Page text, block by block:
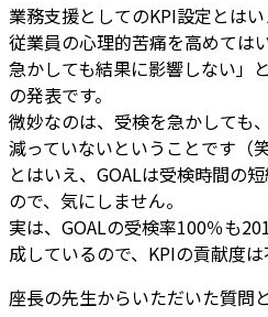
業務支援としてのKPI設定とは
従業員の心理的苦痛を高めては
急かしても結果に影響しない」
の発表です。
微妙なのは、受検を急かしても
減っていないということです（笑
とはいえ、GOALは受検時間の
ので、気にしません。
実は、GOALの受検率100％も
成しているので、KPIの貢献度は
座長の先生からいただいた質問